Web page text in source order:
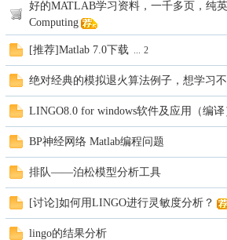
好的MATLAB学习资料，一千多页，纯英
Computing
[推荐]Matlab 7.0下载 ... 2
绝对经典的模拟退火算法例子，想学习
LINGO8.0 for windows软件及应用（编译
BP神经网络 Matlab编程问题
排队——泊松模型分析工具
[讨论]如何用LINGO进行灵敏度分析？
lingo的结果分析